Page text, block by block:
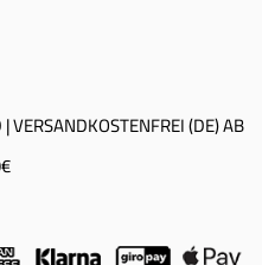
VERSANDKOSTENFREI (DE) AB